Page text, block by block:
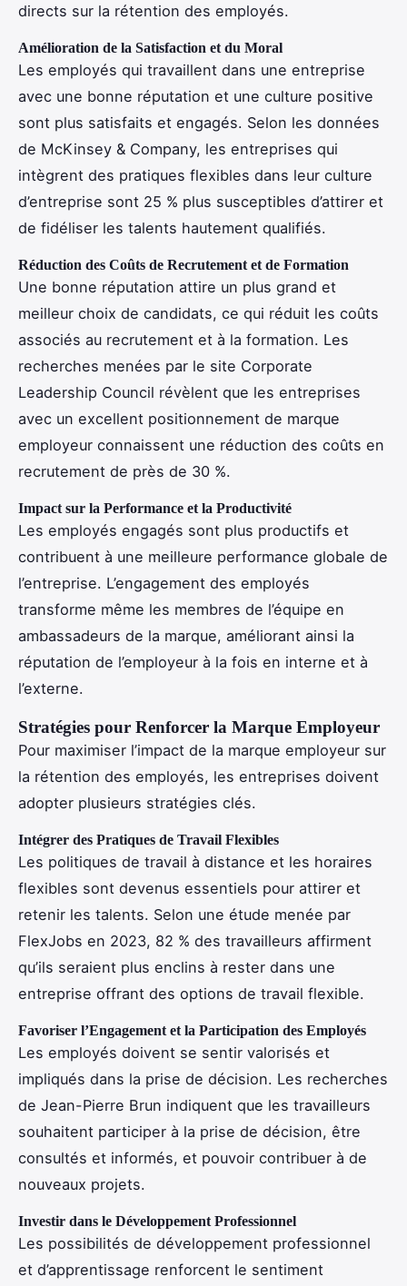
directs sur la rétention des employés.
Amélioration de la Satisfaction et du Moral
Les employés qui travaillent dans une entreprise
avec une bonne réputation et une culture positive
sont plus satisfaits et engagés. Selon les données
de McKinsey & Company, les entreprises qui
intègrent des pratiques flexibles dans leur culture
d’entreprise sont 25 % plus susceptibles d’attirer et
de fidéliser les talents hautement qualifiés.
Réduction des Coûts de Recrutement et de Formation
Une bonne réputation attire un plus grand et
meilleur choix de candidats, ce qui réduit les coûts
associés au recrutement et à la formation. Les
recherches menées par le site Corporate
Leadership Council révèlent que les entreprises
avec un excellent positionnement de marque
employeur connaissent une réduction des coûts en
recrutement de près de 30 %.
Impact sur la Performance et la Productivité
Les employés engagés sont plus productifs et
contribuent à une meilleure performance globale de
l’entreprise. L’engagement des employés
transforme même les membres de l’équipe en
ambassadeurs de la marque, améliorant ainsi la
réputation de l’employeur à la fois en interne et à
l’externe.
Stratégies pour Renforcer la Marque Employeur
Pour maximiser l’impact de la marque employeur sur
la rétention des employés, les entreprises doivent
adopter plusieurs stratégies clés.
Intégrer des Pratiques de Travail Flexibles
Les politiques de travail à distance et les horaires
flexibles sont devenus essentiels pour attirer et
retenir les talents. Selon une étude menée par
FlexJobs en 2023, 82 % des travailleurs affirment
qu’ils seraient plus enclins à rester dans une
entreprise offrant des options de travail flexible.
Favoriser l’Engagement et la Participation des Employés
Les employés doivent se sentir valorisés et
impliqués dans la prise de décision. Les recherches
de Jean-Pierre Brun indiquent que les travailleurs
souhaitent participer à la prise de décision, être
consultés et informés, et pouvoir contribuer à de
nouveaux projets.
Investir dans le Développement Professionnel
Les possibilités de développement professionnel
et d’apprentissage renforcent le sentiment